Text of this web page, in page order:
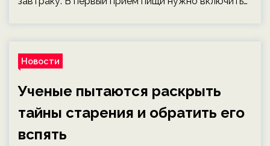
Новости
Ученые пытаются раскрыть
тайны старения и обратить его
вспять